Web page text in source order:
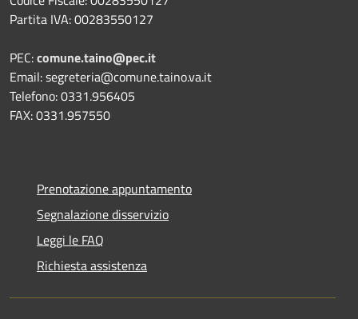
Partita IVA: 00283550127
PEC:comune.taino@pec.it
Email: segreteria@comune.taino.va.it
Telefono: 0331.956405
FAX: 0331.957550
Prenotazione appuntamento
Segnalazione disservizio
Leggi le FAQ
Richiesta assistenza